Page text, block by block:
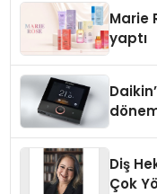
Marie
yaptı
Diş
Çok